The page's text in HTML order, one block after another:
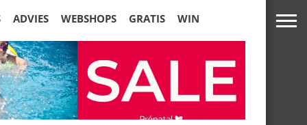
ADVIES WEBSHOPS GRATIS WIN